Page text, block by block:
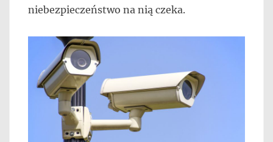
niebezpieczeństwo na nią czeka.